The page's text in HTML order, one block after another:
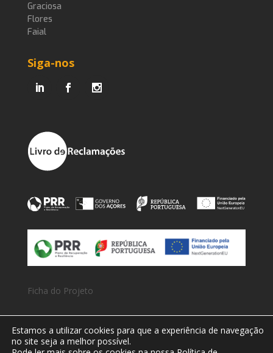
Graciosa
Flores
Faial
Siga-nos
2026 © Grupo Cingel | Todos os direitos reservados |
Política de Privacidade
Ficha do Projeto
Estamos a utilizar cookies para que a experiência de navegação
no site seja a melhor possível.